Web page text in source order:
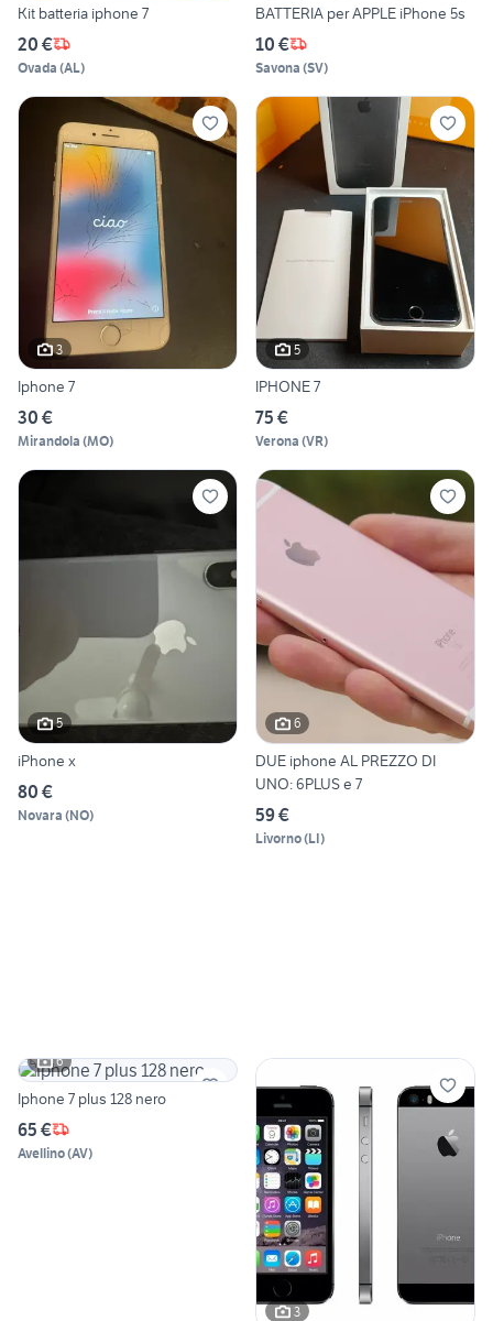
Kit batteria iphone 7
20 €
Ovada (AL)
BATTERIA per APPLE iPhone 5s
10 €
Savona (SV)
3
Iphone 7
30 €
Mirandola (MO)
5
IPHONE 7
75 €
Verona (VR)
5
iPhone x
80 €
Novara (NO)
6
DUE iphone AL PREZZO DI
UNO: 6PLUS e 7
59 €
Livorno(LI)
6
Iphone 7 plus 128 nero
65 €
Avellino(AV)
3